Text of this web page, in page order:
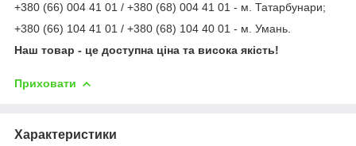
+380 (66) 004 41 01 / +380 (68) 004 41 01 - м. Татарбунари;
+380 (66) 104 41 01 / +380 (68) 104 40 01 - м. Умань.
Наш товар - це доступна ціна та висока якість!
Приховати
Характеристики